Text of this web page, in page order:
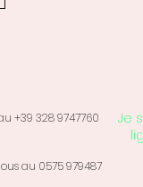
livraison
Demander une
Cependant,
+39 328 9747760
Je
au 0575 979487